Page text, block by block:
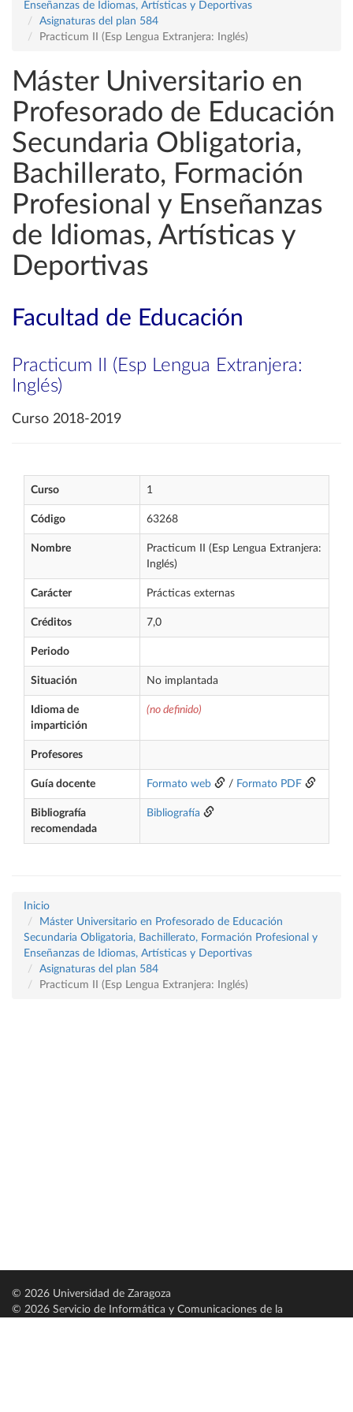
Enseñanzas de Idiomas, Artísticas y Deportivas
Asignaturas del plan 584
Practicum II (Esp Lengua Extranjera: Inglés)
Máster Universitario en
Profesorado de Educación
Secundaria Obligatoria,
Bachillerato, Formación
Profesional y Enseñanzas
de Idiomas, Artísticas y
Deportivas
Facultad de Educación
Practicum II (Esp Lengua Extranjera:
Inglés)
Curso 2018-2019
Curso 1
Código 63268
Nombre
Practicum II (Esp Lengua Extranjera:
Inglés)
Carácter Prácticas externas
Créditos 7,0
Periodo
Situación No implantada
Idioma de
impartición
(no definido)
Profesores
Guía docente Formato web / Formato PDF
Bibliografía
recomendada
Bibliografía
Inicio
Máster Universitario en Profesorado de Educación
Secundaria Obligatoria, Bachillerato, Formación Profesional y
Enseñanzas de Idiomas, Artísticas y Deportivas
Asignaturas del plan 584
Practicum II (Esp Lengua Extranjera: Inglés)
© 2026 Universidad de Zaragoza
© 2026 Servicio de Informática y Comunicaciones de la